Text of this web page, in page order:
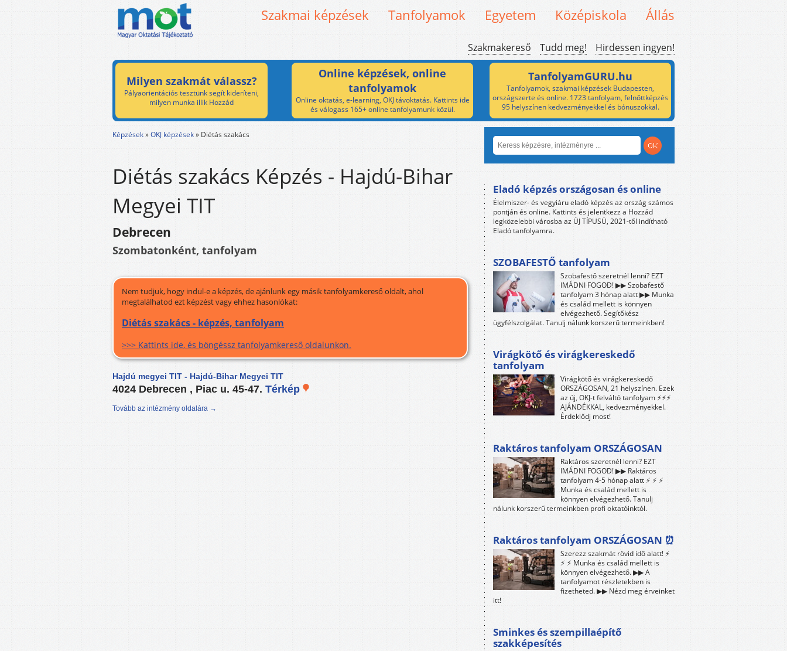
Szakmai képzések Tanfolyamok Egyetem Középiskola Állás
Szakmakereső Tudd meg! Hirdessen ingyen!
Milyen szakmát válassz?
Pályaorientációs tesztünk segít kideríteni,
milyen munka illik Hozzád
Online képzések, online
tanfolyamok
Online oktatás, e-learning, OKJ távoktatás. Kattints ide
és válogass 165+ online tanfolyamunk közül.
TanfolyamGURU.hu
Tanfolyamok, szakmai képzések Budapesten,
országszerte és online. 1723 tanfolyam, felnőttképzés
95 helyszínen kedvezményekkel és bónuszokkal.
Képzések»OKJ képzések» Diétás szakács
Diétás szakács Képzés - Hajdú-Bihar
Megyei TIT
Debrecen
Szombatonként, tanfolyam
Nem tudjuk, hogy indul-e a képzés, de ajánlunk egy másik tanfolyamkereső oldalt, ahol
megtalálhatod ezt képzést vagy ehhez hasonlókat:
Diétás szakács - képzés, tanfolyam
>>> Kattints ide, és böngéssz tanfolyamkereső oldalunkon.
Hajdú megyei TIT - Hajdú-Bihar Megyei TIT
4024 Debrecen , Piac u. 45-47. Térkép
Tovább az intézmény oldalára →
Eladó képzés országosan és online
Élelmiszer- és vegyiáru eladó képzés az ország számos
pontján és online. Kattints és jelentkezz a Hozzád
legközelebbi városba az ÚJ TÍPUSÚ, 2021-től indítható
Eladó tanfolyamra.
SZOBAFESTŐ tanfolyam
Szobafestő szeretnél lenni? EZT
IMÁDNI FOGOD! ▶▶ Szobafestő
tanfolyam 3 hónap alatt ▶▶ Munka
és család mellett is könnyen
elvégezhető. Segítőkész
ügyfélszolgálat. Tanulj nálunk korszerű termeinkben!
Virágkötő és virágkereskedő
tanfolyam
Virágkötő és virágkereskedő
ORSZÁGOSAN, 21 helyszínen. Ezek
az új, OKJ-t felváltó tanfolyam ⚡⚡⚡
AJÁNDÉKKAL, kedvezményekkel.
Érdeklődj most!
Raktáros tanfolyam ORSZÁGOSAN
Raktáros szeretnél lenni? EZT
IMÁDNI FOGOD! ▶▶ Raktáros
tanfolyam 4-5 hónap alatt ⚡ ⚡ ⚡
Munka és család mellett is
könnyen elvégezhető. Tanulj
nálunk korszerű termeinkben profi oktatóinktól.
Raktáros tanfolyam ORSZÁGOSAN ⏰
Szerezz szakmát rövid idő alatt! ⚡
⚡ ⚡ Munka és család mellett is
könnyen elvégezhető. ▶▶ A
tanfolyamot részletekben is
fizetheted. ▶▶ Nézd meg érveinket
itt!
Sminkes és szempillaépítő
szakképesítés